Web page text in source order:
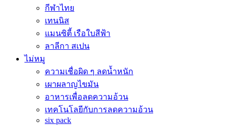
กีฬาไทย
เทนนิส
แมนซิตี้ เรือใบสีฟ้า
ลาลีกา สเปน
ไม่หมู
ความเชื่อผิด ๆ ลดน้ำหนัก
เผาผลาญไขมัน
อาหารเพื่อลดความอ้วน
เทคโนโลยีกับการลดความอ้วน
six pack